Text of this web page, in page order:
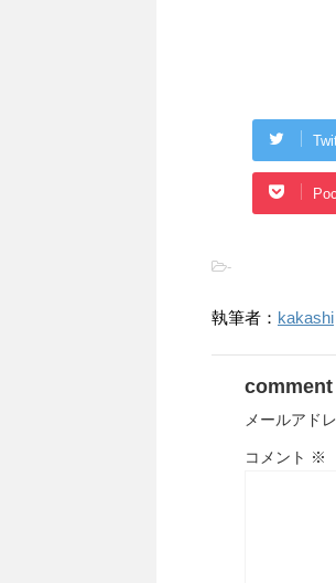
-
執筆者： kakashi
comment
メールアド
コメント ※